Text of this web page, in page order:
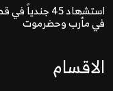
استشهاد 45
في مأرب وحضرموت
الاقسام